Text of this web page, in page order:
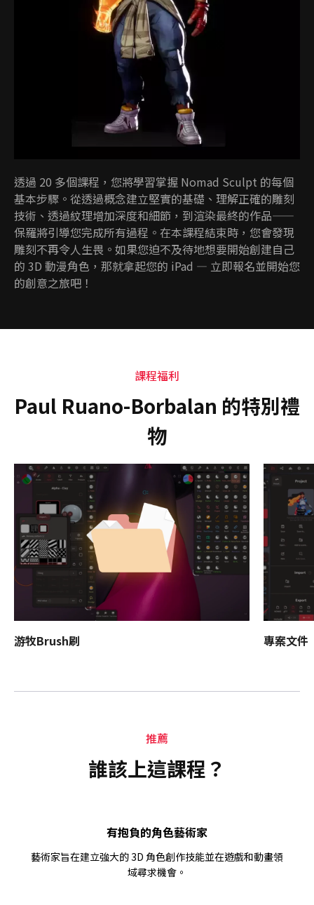
透過 20 多個課程，您將學習掌握 Nomad Sculpt 的每個
基本步驟。從透過概念建立堅實的基礎、理解正確的雕刻
技術、透過紋理增加深度和細節，到渲染最終的作品——
保羅將引導您完成所有過程。在本課程結束時，您會發現
雕刻不再令人生畏。如果您迫不及待地想要開始創建自己
的 3D 動漫角色，那就拿起您的 iPad — 立即報名並開始您
的創意之旅吧！
課程福利
Paul Ruano-Borbalan 的特別禮
物
游牧Brush刷 專案文件
推薦
誰該上這課程？
有抱負的角色藝術家
藝術家旨在建立強大的 3D 角色創作技能並在遊戲和動畫領
域尋求機會。